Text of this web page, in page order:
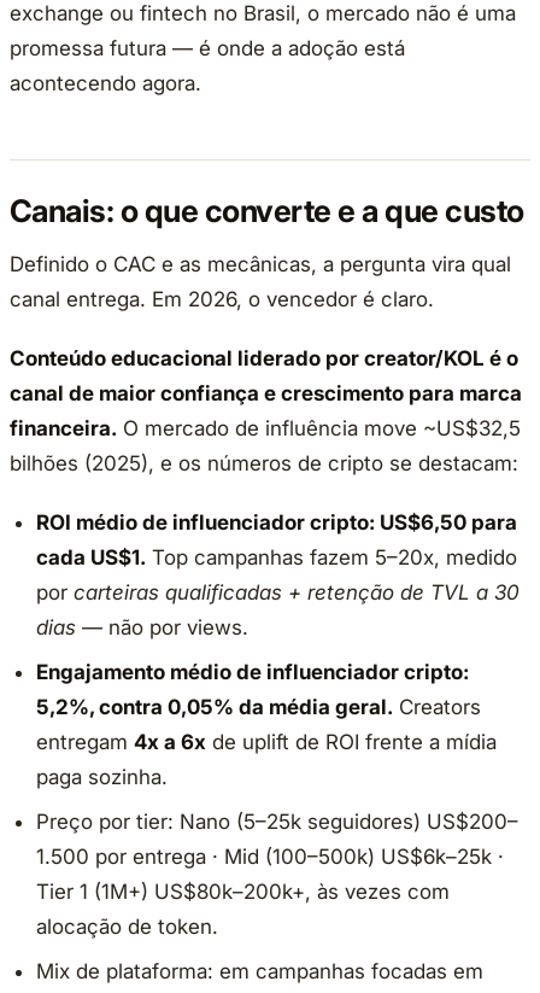
exchange ou fintech no Brasil, o mercado não é uma
promessa futura — é onde a adoção está
acontecendo agora.
Canais: o que converte e a que custo
Definido o CAC e as mecânicas, a pergunta vira qual
canal entrega. Em 2026, o vencedor é claro.
Conteúdo educacional liderado por creator/KOL é o
canal de maior confiança e crescimento para marca
financeira. O mercado de influência move ~US$32,5
bilhões (2025), e os números de cripto se destacam:
ROI médio de influenciador cripto: US$6,50 para
cada US$1. Top campanhas fazem 5–20x, medido
porcarteiras qualificadas + retenção de TVL a 30
dias — não por views.
Engajamento médio de influenciador cripto:
5,2%, contra 0,05% da média geral. Creators
entregam4x a 6x de uplift de ROI frente a mídia
paga sozinha.
Preço por tier: Nano (5–25k seguidores) US$200–
1.500 por entrega · Mid (100–500k) US$6k–25k ·
Tier 1 (1M+) US$80k–200k+, às vezes com
alocação de token.
Mix de plataforma: em campanhas focadas em